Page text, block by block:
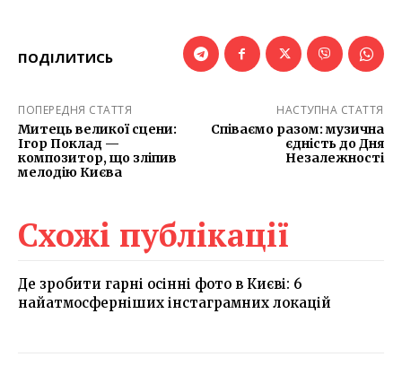
ПОДІЛИТИСЬ
ПОПЕРЕДНЯ СТАТТЯ
Митець великої сцени:
Ігор Поклад —
композитор, що зліпив
мелодію Києва
НАСТУПНА СТАТТЯ
Співаємо разом: музична
єдність до Дня
Незалежності
Схожі публікації
Де зробити гарні осінні фото в Києві: 6
найатмосферніших інстаграмних локацій